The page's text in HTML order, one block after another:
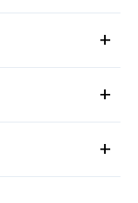
+
+
+